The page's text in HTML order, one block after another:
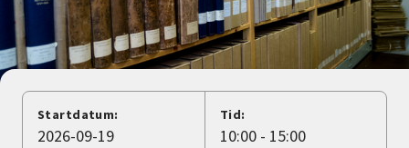
Nyheter
Startdatum:
2026-09-19
Tid:
10:00 - 15:00